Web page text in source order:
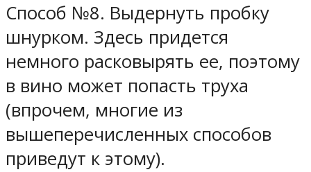
Способ №8. Выдернуть пробку
шнурком. Здесь придется
немного расковырять ее, поэтому
в вино может попасть труха
(впрочем, многие из
вышеперечисленных способов
приведут к этому).